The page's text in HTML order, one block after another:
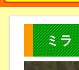
ミラ